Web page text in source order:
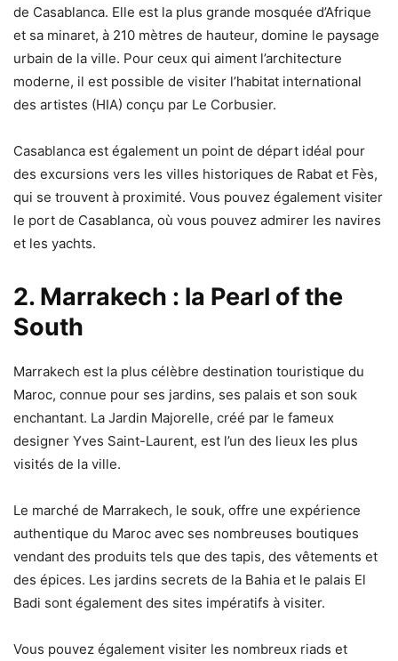
de Casablanca. Elle est la plus grande mosquée d’Afrique
et sa minaret, à 210 mètres de hauteur, domine le paysage
urbain de la ville. Pour ceux qui aiment l’architecture
moderne, il est possible de visiter l’habitat international
des artistes (HIA) conçu par Le Corbusier.
Casablanca est également un point de départ idéal pour
des excursions vers les villes historiques de Rabat et Fès,
qui se trouvent à proximité. Vous pouvez également visiter
le port de Casablanca, où vous pouvez admirer les navires
et les yachts.
2. Marrakech : la Pearl of the
South
Marrakech est la plus célèbre destination touristique du
Maroc, connue pour ses jardins, ses palais et son souk
enchantant. La Jardin Majorelle, créé par le fameux
designer Yves Saint-Laurent, est l’un des lieux les plus
visités de la ville.
Le marché de Marrakech, le souk, offre une expérience
authentique du Maroc avec ses nombreuses boutiques
vendant des produits tels que des tapis, des vêtements et
des épices. Les jardins secrets de la Bahia et le palais El
Badi sont également des sites impératifs à visiter.
Vous pouvez également visiter les nombreux riads et